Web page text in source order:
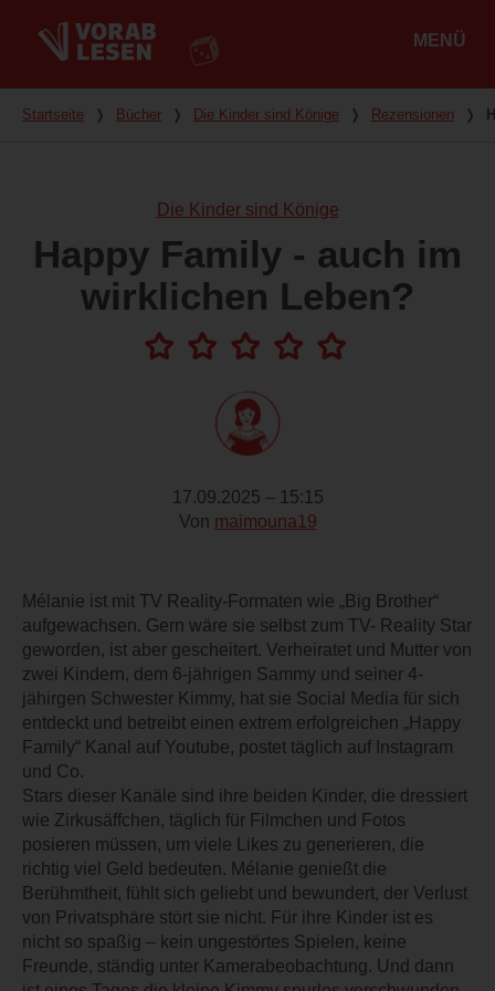
MENÜ
Du bist hier
Startseite ❭ Bücher ❭ Die Kinder sind Könige ❭ Rezensionen ❭
Die Kinder sind Könige
Happy Family - auch im
wirklichen Leben?
17.09.2025 – 15:15
Von maimouna19
Mélanie ist mit TV Reality-Formaten wie „Big Brother“
aufgewachsen. Gern wäre sie selbst zum TV- Reality Star
geworden, ist aber gescheitert. Verheiratet und Mutter von
zwei Kindern, dem 6-jährigen Sammy und seiner 4-
jähirgen Schwester Kimmy, hat sie Social Media für sich
entdeckt und betreibt einen extrem erfolgreichen „Happy
Family“ Kanal auf Youtube, postet täglich auf Instagram
und Co.
Stars dieser Kanäle sind ihre beiden Kinder, die dressiert
wie Zirkusäffchen, täglich für Filmchen und Fotos
posieren müssen, um viele Likes zu generieren, die
richtig viel Geld bedeuten. Mélanie genießt die
Berühmtheit, fühlt sich geliebt und bewundert, der Verlust
von Privatsphäre stört sie nicht. Für ihre Kinder ist es
nicht so spaßig – kein ungestörtes Spielen, keine
Freunde, ständig unter Kamerabeobachtung. Und dann